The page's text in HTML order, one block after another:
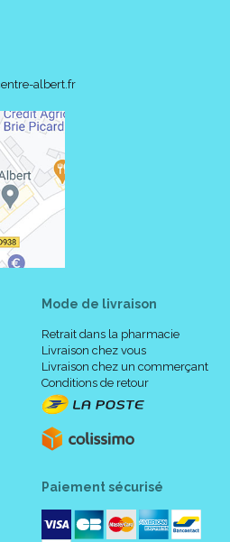
albert.fr
Mode de livraison
Retrait dans la pharmacie
Livraison chez vous
Livraison chez un commerçant
Conditions de retour
Paiement sécurisé